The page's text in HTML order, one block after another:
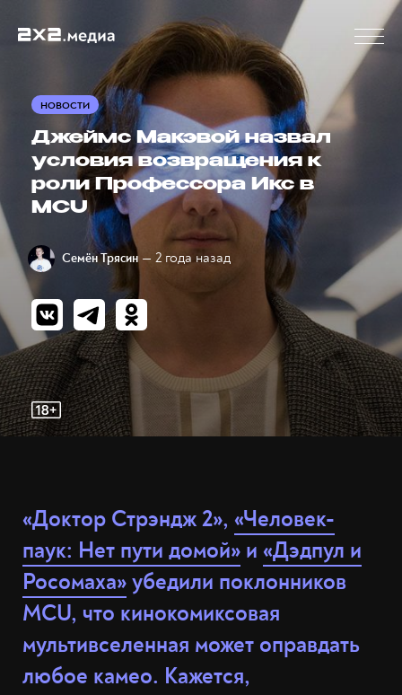
НОВОСТИ
Джеймс Макэвой назвал
условия возвращения к
роли Профессора Икс в
MCU
Семён Трясин — 2 года назад
«Доктор Стрэндж 2», «Человек-
паук: Нет пути домой» и «Дэдпул и
Росомаха»убедили поклонников
MCU, что кинокомиксовая
мультивселенная может оправдать
любое камео. Кажется,